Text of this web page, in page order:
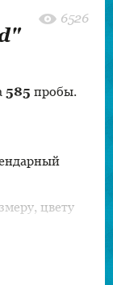
6526
585 пробы.
цвету